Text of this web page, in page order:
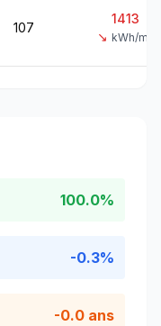
107
1413
↘ kWh/m²
100.0%
-0.3%
-0.0 ans